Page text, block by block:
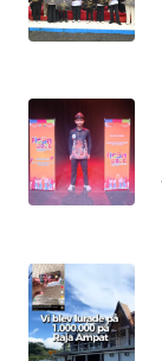
WN
SUMSEL
WN
LAMPUNG